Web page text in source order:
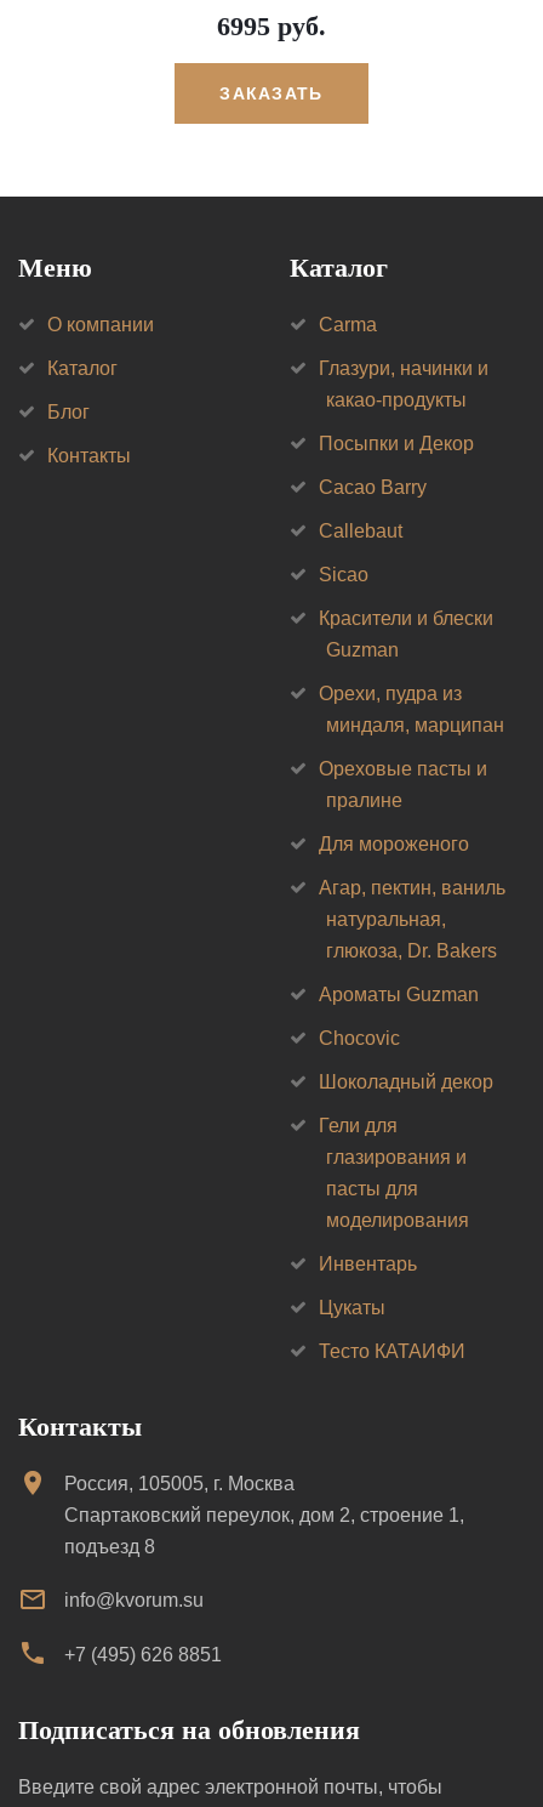
6995 руб.
ЗАКАЗАТЬ
Меню
О компании
Каталог
Блог
Контакты
Каталог
Carma
Глазури, начинки и
какао-продукты
Посыпки и Декор
Cacao Barry
Callebaut
Sicao
Красители и блески
Guzman
Орехи, пудра из
миндаля, марципан
Ореховые пасты и
пралине
Для мороженого
Агар, пектин, ваниль
натуральная,
глюкоза, Dr. Bakers
Ароматы Guzman
Chocovic
Шоколадный декор
Гели для
глазирования и
пасты для
моделирования
Инвентарь
Цукаты
Тесто КАТАИФИ
Контакты
Россия, 105005, г. Москва
Спартаковский переулок, дом 2, строение 1,
подъезд 8
info@kvorum.su
+7 (495) 626 8851
Подписаться на обновления
Введите свой адрес электронной почты, чтобы